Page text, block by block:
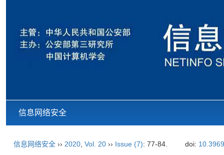
信息网络安全
信息网络安全 ›› 2020 Vol. 20 ›› Issue (7): 77-84. doi: